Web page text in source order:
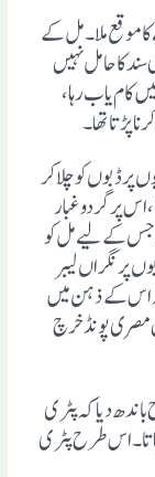
کا موقع ملا ۔ مل کے
سند کا حامل نہیں
کام یاب رہا،
پڑتا تھا ۔
پر ڈبوں کو چلاکر
اس پر گردو غبار
جس کے لیے مل کو
پرنگراں لیبر
اس کے ذہن میں
مصری پونڈ خرچ
دیا کہ پٹری
۔ اس طرح پٹری